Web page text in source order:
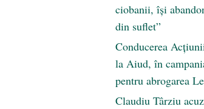
ciobanii, își
din suflet”
Conducerea
la Aiud, în
pentru abrogarea
Claudiu Târziu